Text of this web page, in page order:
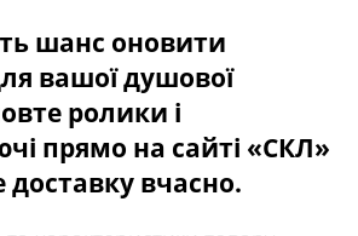
шанс оновити
вашої душової
ролики і
прямо на сайті «СКЛ»
доставку вчасно.